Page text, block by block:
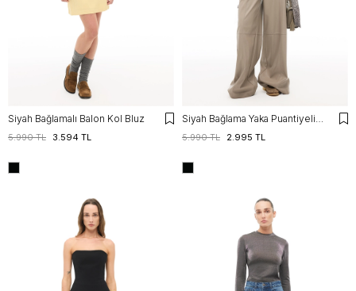
Siyah Bağlamalı Balon Kol Bluz
3.594 TL
5.990 TL 2.995 TL
5.990 TL